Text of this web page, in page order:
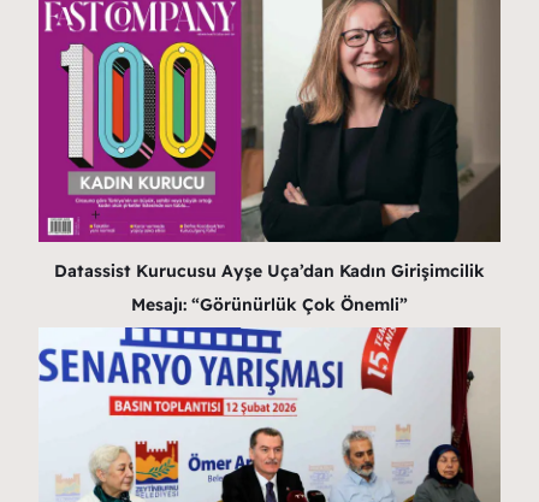
Datassist Kurucusu Ayşe Uça’dan Kadın Girişimcilik
Mesajı: “Görünürlük Çok Önemli”